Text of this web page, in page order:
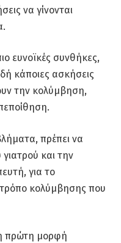
να γίνονται
ευνοϊκές συνθήκες,
κάποιες ασκήσεις
την κολύμβηση,
πρέπει να
γιατρού και την
για το
κολύμβησης που
πρώτη μορφή